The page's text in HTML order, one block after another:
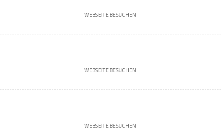
WEBSEITE BESUCHEN
WEBSEITE BESUCHEN
WEBSEITE BESUCHEN